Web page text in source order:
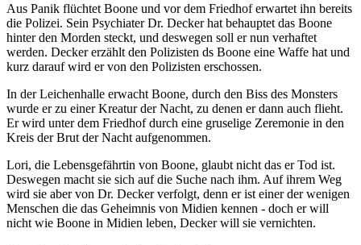
Aus Panik flüchtet Boone und vor dem Friedhof erwartet ihn bereits
die Polizei. Sein Psychiater Dr. Decker hat behauptet das Boone
hinter den Morden steckt, und deswegen soll er nun verhaftet
werden. Decker erzählt den Polizisten ds Boone eine Waffe hat und
kurz darauf wird er von den Polizisten erschossen.
In der Leichenhalle erwacht Boone, durch den Biss des Monsters
wurde er zu einer Kreatur der Nacht, zu denen er dann auch flieht.
Er wird unter dem Friedhof durch eine gruselige Zeremonie in den
Kreis der Brut der Nacht aufgenommen.
Lori, die Lebensgefährtin von Boone, glaubt nicht das er Tod ist.
Deswegen macht sie sich auf die Suche nach ihm. Auf ihrem Weg
wird sie aber von Dr. Decker verfolgt, denn er ist einer der wenigen
Menschen die das Geheimnis von Midien kennen - doch er will
nicht wie Boone in Midien leben, Decker will sie vernichten.